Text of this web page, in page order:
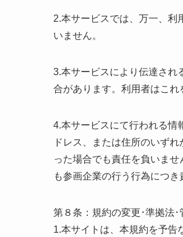
2.本サービスでは、万一、利
いません。
3.本サービスにより伝達され
合があります。利用者はこれ
4.本サービスにて行われる情
ドレス、または住所のいず
った場合でも責任を負いま
も参画企業の行う行為につき
第８条：規約の変更･準拠法･
1.本サイトは、本規約を予告